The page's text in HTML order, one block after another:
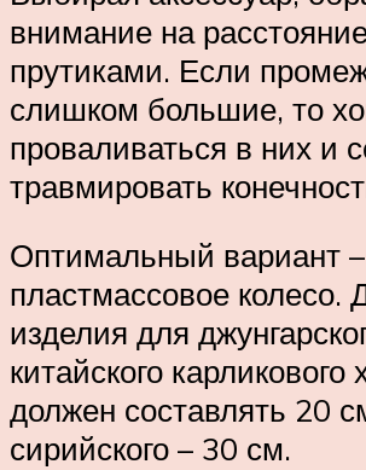
внимание на
прутиками. Если
слишком большие, то
проваливаться в них и
травмировать
Оптимальный вариант
пластмассовое колесо.
изделия для
китайского карликового
должен составлять 20
сирийского – 30 см.